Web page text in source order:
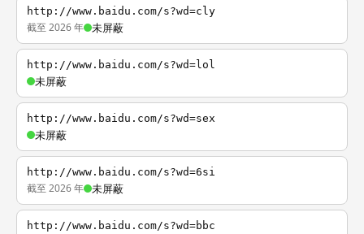
http://www.baidu.com/s?wd=cly
截至 2026 年 未屏蔽
http://www.baidu.com/s?wd=lol
未屏蔽
http://www.baidu.com/s?wd=sex
未屏蔽
http://www.baidu.com/s?wd=6si
截至 2026 年 未屏蔽
http://www.baidu.com/s?wd=bbc